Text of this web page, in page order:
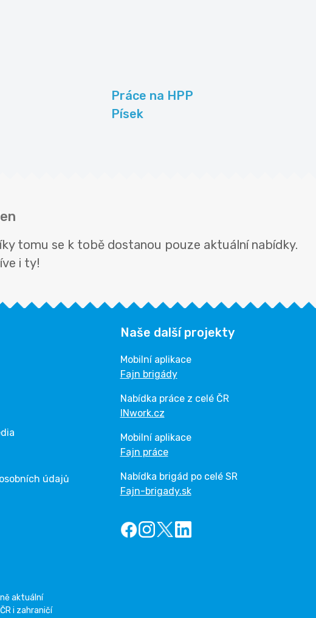
Práce na HPP
Písek
tomu se k tobě dostanou pouze aktuální nabídky.
i ty!
údajů
Naše další projekty
Mobilní aplikace
Fajn brigády
Nabídka práce z celé ČR
INwork.cz
Mobilní aplikace
Fajn práce
Nabídka brigád po celé SR
Fajn-brigady.sk
aktuální
i zahraničí